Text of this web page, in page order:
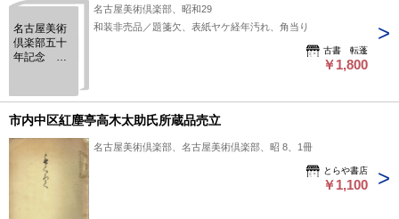
名古屋美術
倶楽部五十
年記念 現
名古屋美術倶楽部、昭和29
和装非売品／題箋欠、表紙ヤケ経年汚れ、角当り
古書 転蓬
￥1,800
市内中区紅塵亭高木太助氏所蔵品売立
名古屋美術倶楽部、名古屋美術倶楽部、昭 8、1冊
とらや書店
￥1,100